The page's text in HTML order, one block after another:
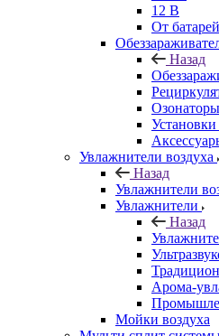
12 В
От
Назад
Озонаторы
Установки
Увлажнители воздуха
Назад
Увлажнители
Увлажнители
Назад
Арома-
Мойки воздуха